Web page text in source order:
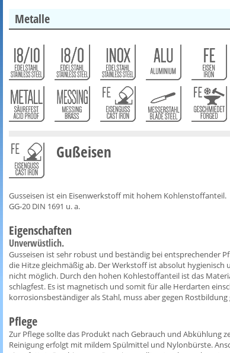
Metalle
Gußeisen
Gusseisen ist ein Eisenwerkstoff mit hohem Kohlenstoffanteil.
GG-20 DIN 1691 u. a.
Eigenschaften
Unverwüstlich.
Gusseisen ist sehr robust und beständig bei entsprechender
die Hitze gleichmäßig ab. Der Werkstoff ist absolut
nicht möglich. Durch den hohen Kohlestoffanteil ist das
schlagfest. Es ist magnetisch und somit für alle Herdarten
korrosionsbeständiger als Stahl, muss aber gegen
Pflege
Zur Pflege sollte das Produkt nach Gebrauch und Abkühlung
Reinigung erfolgt mit mildem Spülmittel und Nylonbürste.